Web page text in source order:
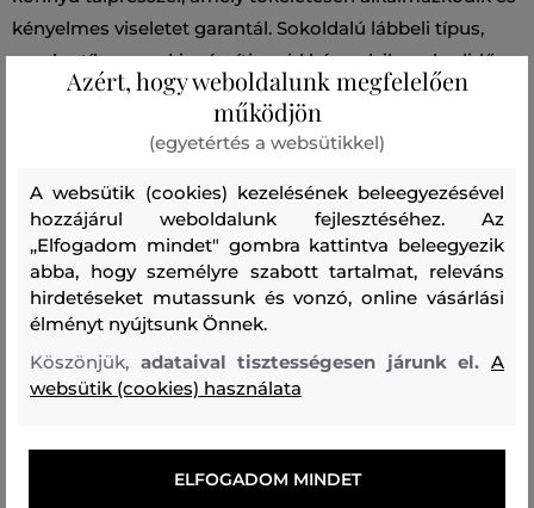
kényelmes viseletet garantál. Sokoldalú lábbeli típus,
amely stílusosan kiegészíti majd bármelyik szabadidős
öltözékét.
PAPUCS
Termék kódja
WFW241570-325-WW-1540
Összetétel
cipő felsőrész
POLIURETÁN
100 %
POLIURETÁN
100 %
Azért, hogy weboldalunk megfelelően
működjön
(egyetértés a websütikkel)
A websütik (cookies) kezelésének beleegyezésével
hozzájárul weboldalunk fejlesztéséhez. Az
„Elfogadom mindet" gombra kattintva beleegyezik
abba, hogy személyre szabott tartalmat, releváns
hirdetéseket mutassunk és vonzó, online vásárlási
élményt nyújtsunk Önnek.
Köszönjük, adataival tisztességesen járunk el.A
websütik (cookies) használata
ELFOGADOM MINDET